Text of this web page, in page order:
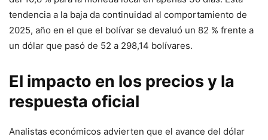
tendencia a la baja da continuidad al comportamiento de
2025, año en el que el bolívar se devaluó un 82 % frente a
un dólar que pasó de 52 a 298,14 bolívares.
El impacto en los precios y la
respuesta oficial
Analistas económicos advierten que el avance del dólar